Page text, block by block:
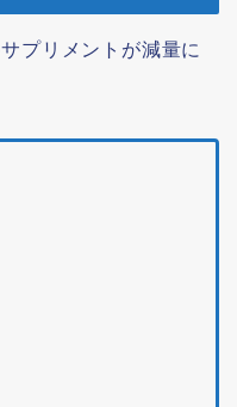
プリメントが減量に